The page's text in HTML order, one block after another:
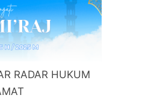
RADAR HUKUM